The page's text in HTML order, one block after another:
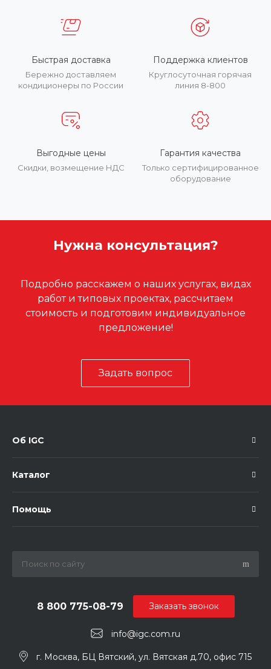
Быстрая доставка
Бережно доставляем
кондиционеры по России
Поддержка клиентов
Круглосуточная горячая
линия 8-800
Выгодные цены
Скидки, возмещение НДС
Гарантия качества
Только сертифицированное
оборудование
Нужна консультация?
Подробно расскажем о наших услугах, видах
работ и типовых проектах, рассчитаем
стоимость и подготовим индивидуальное
предложение!
Задать вопрос
Об IGC
Каталог
Помощь
info@igc.com.ru
8 800 775-08-79
г. Москва, БЦ Вятский, ул. Вятская д.70, офис 715
Заказать звонок